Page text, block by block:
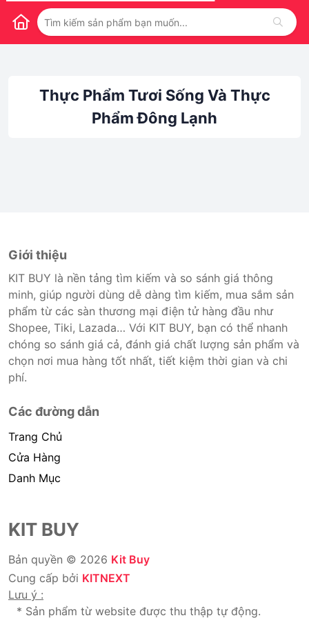
Thực Phẩm Tươi Sống Và Thực
Phẩm Đông Lạnh
Giới thiệu
KIT BUY là nền tảng tìm kiếm và so sánh giá thông
minh, giúp người dùng dễ dàng tìm kiếm, mua sắm sản
phẩm từ các sàn thương mại điện tử hàng đầu như
Shopee, Tiki, Lazada… Với KIT BUY, bạn có thể nhanh
chóng so sánh giá cả, đánh giá chất lượng sản phẩm và
chọn nơi mua hàng tốt nhất, tiết kiệm thời gian và chi
phí.
Các đường dẫn
Trang Chủ
Cửa Hàng
Danh Mục
KIT BUY
Bản quyền © 2026 Kit Buy
Cung cấp bởi KITNEXT
Lưu ý :
* Sản phẩm từ website được thu thập tự động.